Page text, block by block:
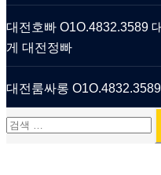
대전호빠 O1O.4832.3589
게 대전정빠
대전룸싸롱
검
색: